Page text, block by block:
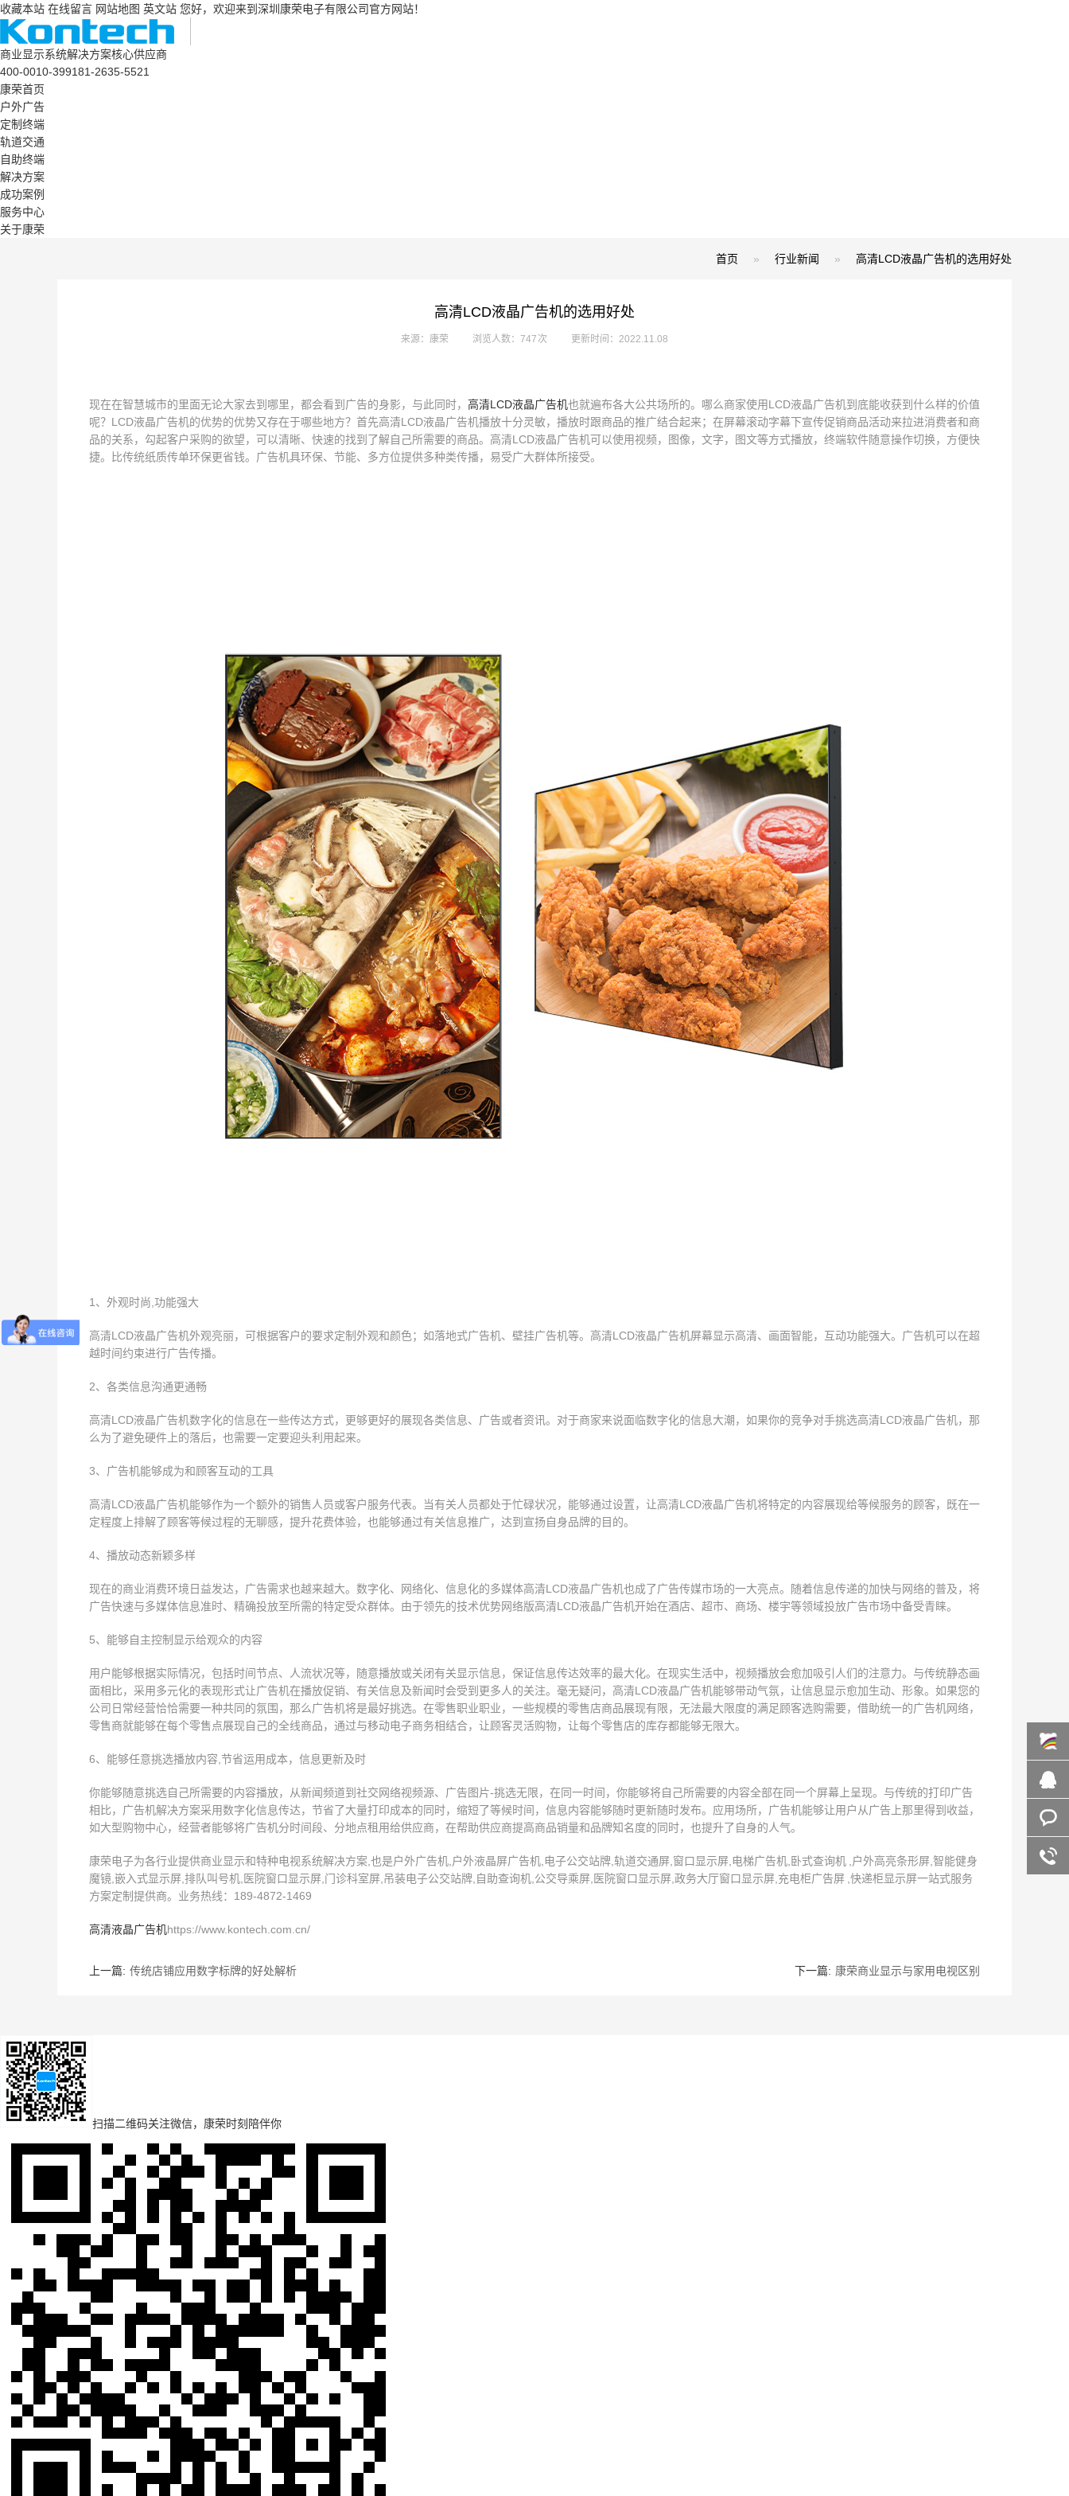
收藏本站 在线留言 网站地图 英文站 您好，欢迎来到深圳康荣电子有限公司官方网站！
商业显示系统解决方案核心供应商
400-0010-399181-2635-5521
康荣首页
户外广告
定制终端
轨道交通
自助终端
解决方案
成功案例
服务中心
关于康荣
首页 » 行业新闻 » 高清LCD液晶广告机的选用好处
高清LCD液晶广告机的选用好处
来源：康荣 浏览人数：747 次 更新时间：2022.11.08
现在在智慧城市的里面无论大家去到哪里，都会看到广告的身影，与此同时， 高清LCD液晶广告机也就遍布各大公共场所的。哪么商家使用LCD液晶广告机到底能收获到什么样的价值
呢？LCD液晶广告机的优势的优势又存在于哪些地方？首先高清LCD液晶广告机播放十分灵敏，播放时跟商品的推广结合起来；在屏幕滚动字幕下宣传促销商品活动来拉进消费者和商
品的关系，勾起客户采购的欲望，可以清晰、快速的找到了解自己所需要的商品。高清LCD液晶广告机可以使用视频，图像，文字，图文等方式播放，终端软件随意操作切换，方便快
捷。比传统纸质传单环保更省钱。广告机具环保、节能、多方位提供多种类传播，易受广大群体所接受。
1、外观时尚,功能强大
高清LCD液晶广告机外观亮丽，可根据客户的要求定制外观和颜色；如落地式广告机、壁挂广告机等。高清LCD液晶广告机屏幕显示高清、画面智能，互动功能强大。广告机可以在超
越时间约束进行广告传播。
2、各类信息沟通更通畅
高清LCD液晶广告机数字化的信息在一些传达方式，更够更好的展现各类信息、广告或者资讯。对于商家来说面临数字化的信息大潮，如果你的竞争对手挑选高清LCD液晶广告机，那
么为了避免硬件上的落后，也需要一定要迎头利用起来。
3、广告机能够成为和顾客互动的工具
高清LCD液晶广告机能够作为一个额外的销售人员或客户服务代表。当有关人员都处于忙碌状况，能够通过设置，让高清LCD液晶广告机将特定的内容展现给等候服务的顾客，既在一
定程度上排解了顾客等候过程的无聊感，提升花费体验，也能够通过有关信息推广，达到宣扬自身品牌的目的。
4、播放动态新颖多样
现在的商业消费环境日益发达，广告需求也越来越大。数字化、网络化、信息化的多媒体高清LCD液晶广告机也成了广告传媒市场的一大亮点。随着信息传递的加快与网络的普及，将
广告快速与多媒体信息准时、精确投放至所需的特定受众群体。由于领先的技术优势网络版高清LCD液晶广告机开始在酒店、超市、商场、楼宇等领域投放广告市场中备受青睐。
5、能够自主控制显示给观众的内容
用户能够根据实际情况，包括时间节点、人流状况等，随意播放或关闭有关显示信息，保证信息传达效率的最大化。在现实生活中，视频播放会愈加吸引人们的注意力。与传统静态画
面相比，采用多元化的表现形式让广告机在播放促销、有关信息及新闻时会受到更多人的关注。毫无疑问，高清LCD液晶广告机能够带动气氛，让信息显示愈加生动、形象。如果您的
公司日常经营恰恰需要一种共同的氛围，那么广告机将是最好挑选。在零售职业职业，一些规模的零售店商品展现有限，无法最大限度的满足顾客选购需要，借助统一的广告机网络，
零售商就能够在每个零售点展现自己的全线商品，通过与移动电子商务相结合，让顾客灵活购物，让每个零售店的库存都能够无限大。
6、能够任意挑选播放内容,节省运用成本，信息更新及时
你能够随意挑选自己所需要的内容播放，从新闻频道到社交网络视频源、广告图片-挑选无限，在同一时间，你能够将自己所需要的内容全部在同一个屏幕上呈现。与传统的打印广告
相比，广告机解决方案采用数字化信息传达，节省了大量打印成本的同时，缩短了等候时间，信息内容能够随时更新随时发布。应用场所，广告机能够让用户从广告上那里得到收益，
如大型购物中心，经营者能够将广告机分时间段、分地点租用给供应商，在帮助供应商提高商品销量和品牌知名度的同时，也提升了自身的人气。
康荣电子为各行业提供商业显示和特种电视系统解决方案,也是户外广告机,户外液晶屏广告机,电子公交站牌,轨道交通屏,窗口显示屏,电梯广告机,卧式查询机 ,户外高亮条形屏,智能健身
魔镜,嵌入式显示屏,排队叫号机,医院窗口显示屏,门诊科室屏,吊装电子公交站牌,自助查询机,公交导乘屏,医院窗口显示屏,政务大厅窗口显示屏,充电柜广告屏 ,快递柜显示屏一站式服务
方案定制提供商。业务热线：189-4872-1469
高清液晶广告机https://www.kontech.com.cn/
上一篇: 传统店铺应用数字标牌的好处解析 下一篇: 康荣商业显示与家用电视区别
扫描二维码关注微信，康荣时刻陪伴你
百度商
在线咨
客服咨